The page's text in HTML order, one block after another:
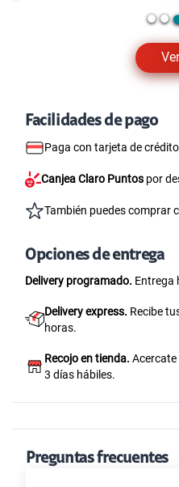
Facilidades de pago
Paga con tarjeta de
Canjea Claro Puntos por
También puedes comprar
Opciones de entrega
Delivery programado. Entrega
Delivery express. Recibe
horas.
Recojo en tienda. Acercate
3 días hábiles.
Preguntas frecuentes